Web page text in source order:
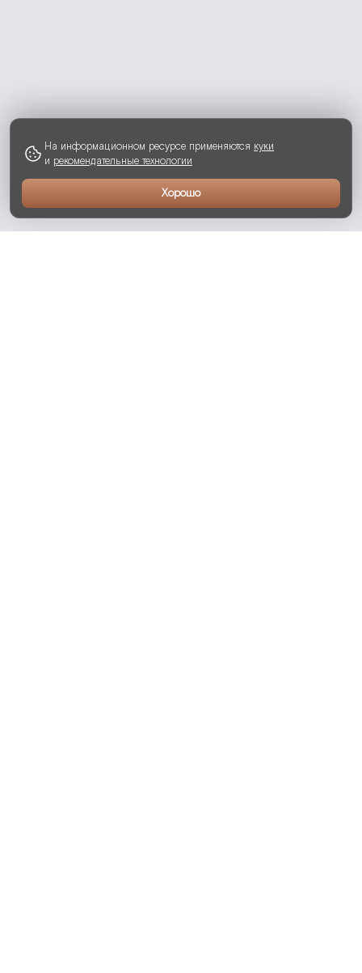
На информационном ресурсе применяются куки
и рекомендательные технологии
Хорошо